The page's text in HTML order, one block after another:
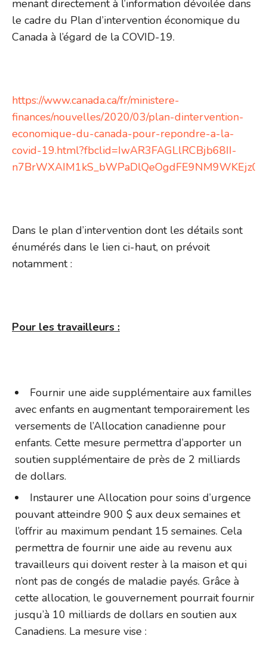
menant directement à l’information dévoilée dans
le cadre du Plan d’intervention économique du
Canada à l’égard de la COVID-19.
https://www.canada.ca/fr/ministere-
finances/nouvelles/2020/03/plan-dintervention-
economique-du-canada-pour-repondre-a-la-
covid-19.html?fbclid=IwAR3FAGLlRCBjb68II-
Dans le plan d’intervention dont les détails sont
énumérés dans le lien ci-haut, on prévoit
notamment :
Pour les travailleurs :
Fournir une aide supplémentaire aux familles
avec enfants en augmentant temporairement les
versements de l’Allocation canadienne pour
enfants. Cette mesure permettra d’apporter un
soutien supplémentaire de près de 2 milliards
de dollars.
Instaurer une Allocation pour soins d’urgence
pouvant atteindre 900 $ aux deux semaines et
l’offrir au maximum pendant 15 semaines. Cela
permettra de fournir une aide au revenu aux
travailleurs qui doivent rester à la maison et qui
n’ont pas de congés de maladie payés. Grâce à
cette allocation, le gouvernement pourrait fournir
jusqu’à 10 milliards de dollars en soutien aux
Canadiens. La mesure vise :